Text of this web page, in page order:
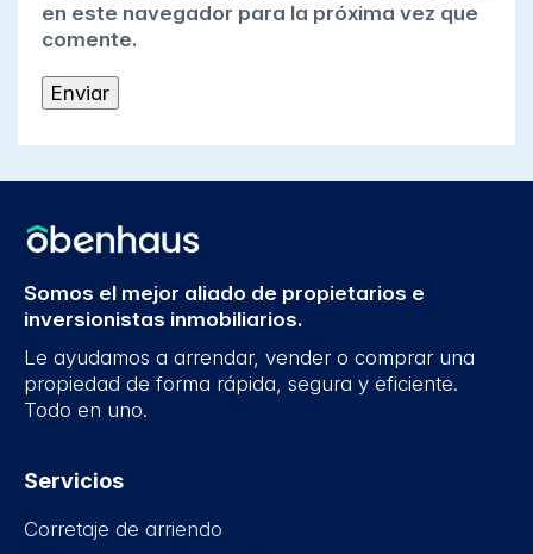
en este navegador para la próxima vez que
comente.
Somos el mejor aliado de propietarios e
inversionistas inmobiliarios.
Le ayudamos a arrendar, vender o comprar una
propiedad de forma rápida, segura y eficiente.
Todo en uno.
Servicios
Corretaje de arriendo